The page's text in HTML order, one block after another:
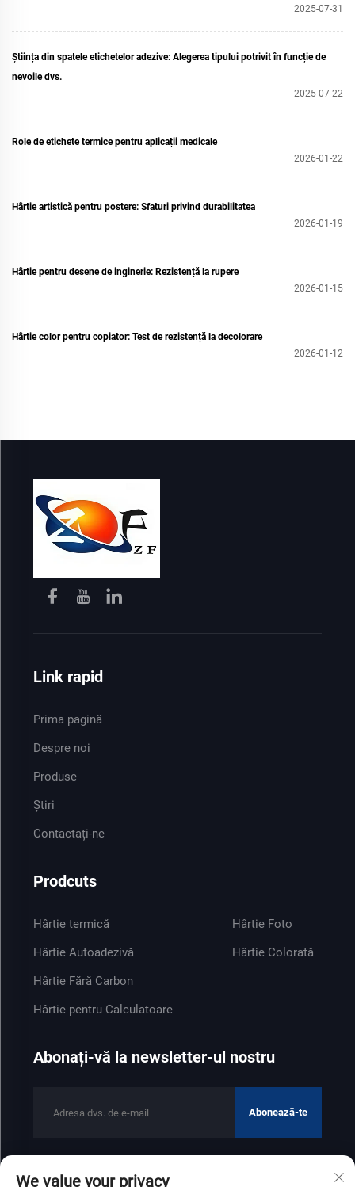
2025-07-31
Știința din spatele etichetelor adezive: Alegerea tipului potrivit în funcție de
nevoile dvs.
2025-07-22
Role de etichete termice pentru aplicații medicale
2026-01-22
Hârtie artistică pentru postere: Sfaturi privind durabilitatea
2026-01-19
Hârtie pentru desene de inginerie: Rezistență la rupere
2026-01-15
Hârtie color pentru copiator: Test de rezistență la decolorare
2026-01-12
Link rapid
Prima pagină
Despre noi
Produse
Știri
Contactați-ne
Prodcuts
Hârtie termică
Hârtie Autoadezivă
Hârtie Fără Carbon
Hârtie pentru Calculatoare
Hârtie Foto
Hârtie Colorată
Abonați-vă la newsletter-ul nostru
Abonează-te
We value your privacy